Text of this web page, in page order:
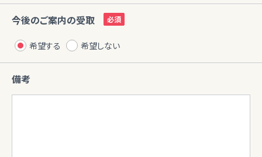
今後のご案内の受取
希望する 希望しない
備考